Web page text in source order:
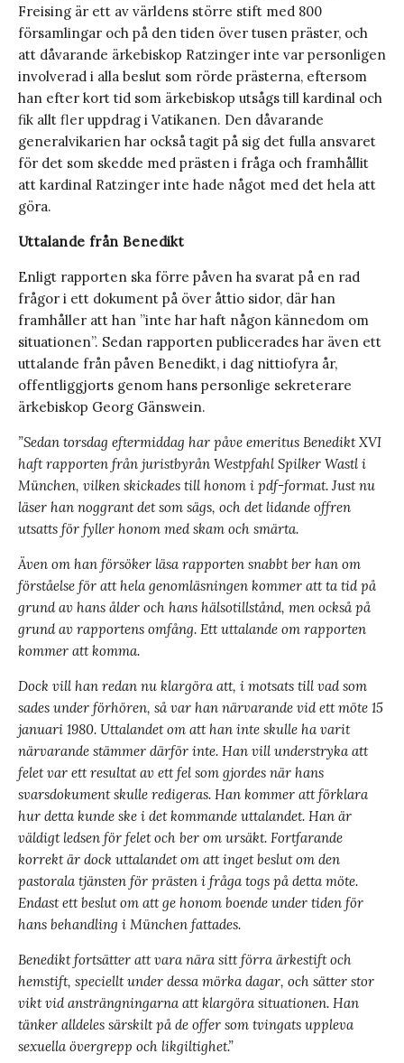
Freising är ett av världens större stift med 800
församlingar och på den tiden över tusen präster, och
att dåvarande ärkebiskop Ratzinger inte var personligen
involverad i alla beslut som rörde prästerna, eftersom
han efter kort tid som ärkebiskop utsågs till kardinal och
fik allt fler uppdrag i Vatikanen. Den dåvarande
generalvikarien har också tagit på sig det fulla ansvaret
för det som skedde med prästen i fråga och framhållit
att kardinal Ratzinger inte hade något med det hela att
göra.
Uttalande från Benedikt
Enligt rapporten ska förre påven ha svarat på en rad
frågor i ett dokument på över åttio sidor, där han
framhåller att han ”inte har haft någon kännedom om
situationen”. Sedan rapporten publicerades har även ett
uttalande från påven Benedikt, i dag nittiofyra år,
offentliggjorts genom hans personlige sekreterare
ärkebiskop Georg Gänswein.
”Sedan torsdag eftermiddag har påve emeritus Benedikt XVI
haft rapporten från juristbyrån Westpfahl Spilker Wastl i
München, vilken skickades till honom i pdf-format. Just nu
läser han noggrant det som sägs, och det lidande offren
utsatts för fyller honom med skam och smärta.
Även om han försöker läsa rapporten snabbt ber han om
förståelse för att hela genomläsningen kommer att ta tid på
grund av hans ålder och hans hälsotillstånd, men också på
grund av rapportens omfång. Ett uttalande om rapporten
kommer att komma.
Dock vill han redan nu klargöra att, i motsats till vad som
sades under förhören, så var han närvarande vid ett möte 15
januari 1980. Uttalandet om att han inte skulle ha varit
närvarande stämmer därför inte. Han vill understryka att
felet var ett resultat av ett fel som gjordes när hans
svarsdokument skulle redigeras. Han kommer att förklara
hur detta kunde ske i det kommande uttalandet. Han är
väldigt ledsen för felet och ber om ursäkt. Fortfarande
korrekt är dock uttalandet om att inget beslut om den
pastorala tjänsten för prästen i fråga togs på detta möte.
Endast ett beslut om att ge honom boende under tiden för
hans behandling i München fattades.
Benedikt fortsätter att vara nära sitt förra ärkestift och
hemstift, speciellt under dessa mörka dagar, och sätter stor
vikt vid ansträngningarna att klargöra situationen. Han
tänker alldeles särskilt på de offer som tvingats uppleva
sexuella övergrepp och likgiltighet.”